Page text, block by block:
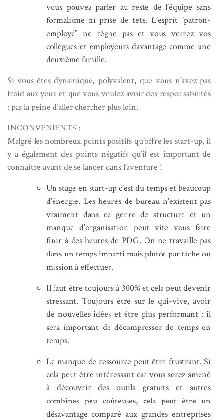
vous pouvez parler au reste de l’équipe sans
formalisme ni prise de tête. L’esprit “patron-
employé” ne règne pas et vous verrez vos
collègues et employeurs davantage comme une
deuxième famille.
Si vous êtes dynamique, polyvalent, que vous n’avez pas
froid aux yeux et que vous voulez avoir des responsabilités
: pas la peine d’aller chercher plus loin.
INCONVENIENTS :
Malgré les nombreux points positifs qu’offre les start-up, il
y a également des points négatifs qu’il est important de
connaître avant de se lancer dans l’aventure !
Un stage en start-up c’est du temps et beaucoup
d’énergie. Les heures de bureau n’existent pas
vraiment dans ce genre de structure et un
manque d’organisation peut vite vous faire
finir à des heures de PDG. On ne travaille pas
dans un temps imparti mais plutôt par tâche ou
mission à effectuer.
Il faut être toujours à 300% et cela peut devenir
stressant. Toujours être sur le qui-vive, avoir
de nouvelles idées et être plus performant : il
sera important de décompresser de temps en
temps.
Le manque de ressource peut être frustrant. Si
cela peut être intéressant car vous serez amené
à découvrir des outils gratuits et autres
combines peu coûteuses, cela peut être un
désavantage comparé aux grandes entreprises